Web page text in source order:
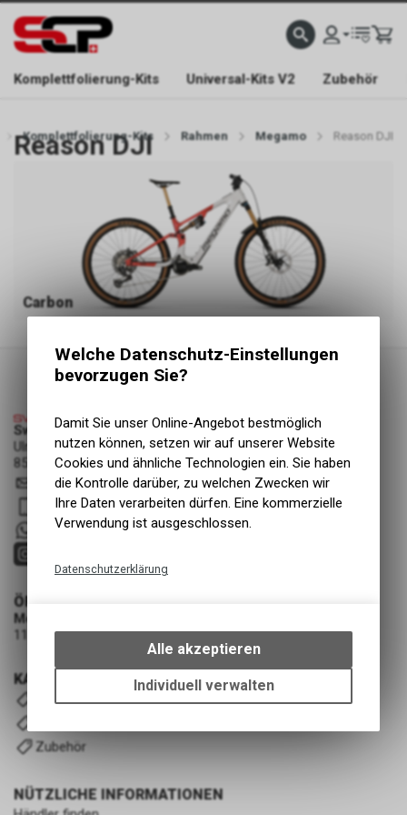
ERREICHBAR NUR WÄHREND DER ÖFFNUNGSZEITEN. GRATIS VERSAND AB
Komplettfolierung-Kits Universal-Kits V2 Zubehör
Komplettfolierung-Kits Rahmen Megamo Reason DJI
Reason DJI
Carbon
Swiss Cycle Protection - Fabian Löhrer
Ulmenstrasse 3a
8500 Frauenfeld
info@ swisscycleprotection.ch
079 552 85 00
+41 79 5528500
KATEGORIEN
Komplettfolierung-Kits
Zubehör
NÜTZLICHE INFORMATIONEN
ÖFFNUNGSZEITEN
Montag - Mittwoch
11:00 - 19:00 Uhr (nach Vereinbarung)
Welche Datenschutz-Einstellungen
bevorzugen Sie?
Damit Sie unser Online-Angebot bestmöglich
nutzen können, setzen wir auf unserer Website
Cookies und ähnliche Technologien ein. Sie haben
die Kontrolle darüber, zu welchen Zwecken wir
Ihre Daten verarbeiten dürfen. Eine kommerzielle
Verwendung ist ausgeschlossen.
Datenschutzerklärung
bestimmte Interaktionen und
Einstellungen auf Ihrem Gerät,
um die grundlegenden
Funktionen unseres Online-
keinerlei Rückschlüsse auf Ihre
Alle akzeptieren
Individuell verwalten